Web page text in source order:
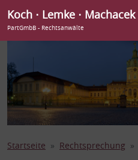
Koch ⋅ Lemke ⋅ Machacek
PartGmbB - Rechtsanwälte
Startseite Rechtsprechung